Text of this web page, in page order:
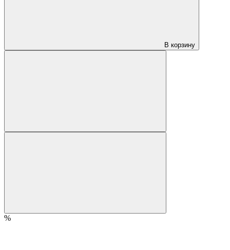
В корзину
%